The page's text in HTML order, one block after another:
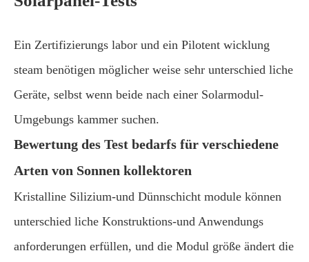
Ein Zertifizierungs labor und ein Pilotent wicklung
steam benötigen möglicher weise sehr unterschied liche
Geräte, selbst wenn beide nach einer Solarmodul-
Umgebungs kammer suchen.
Bewertung des Test bedarfs für verschiedene
Arten von Sonnen kollektoren
Kristalline Silizium-und Dünnschicht module können
unterschied liche Konstruktions-und Anwendungs
anforderungen erfüllen, und die Modul größe ändert die